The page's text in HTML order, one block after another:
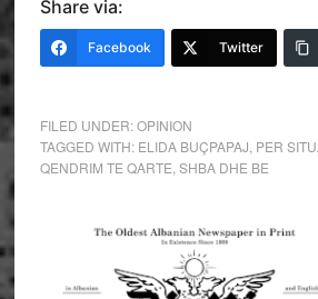
Share via:
Facebook Twitter
FILED UNDER:OPINION
TAGGED WITH: ELIDA BUÇPAPAJ PER
QENDRIM TE QARTE SHBA DHE BE